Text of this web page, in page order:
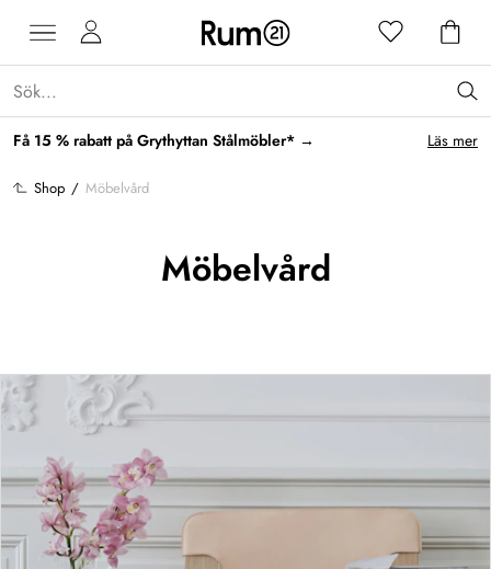
Få 15 % rabatt på Grythyttan Stålmöbler* → Läs mer
Shop / Möbelvård
Möbelvård